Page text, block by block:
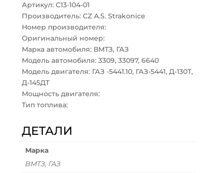
Артикул: C13-104-01
Производитель: CZ A.S. Strakonice
Номер производителя:
Оригинальный номер:
Марка автомобиля: ВМТЗ, ГАЗ
Модель автомобиля: 3309, 33097, 6640
Модель двигателя: ГАЗ -5441.10, ГАЗ-5441, Д-130Т,
Д-145ДТ
Мощность двигателя:
Тип топлива:
ДЕТАЛИ
Марка
ВМТЗ, ГАЗ